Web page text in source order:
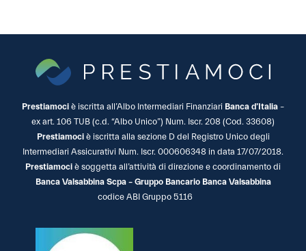
Prestiamoci è iscritta all’Albo Intermediari Finanziari Banca d’Italia –
ex art. 106 TUB (c.d. “Albo Unico”) Num. Iscr. 208 (Cod. 33608)
Prestiamociè iscritta alla sezione D del Registro Unico degli
Intermediari Assicurativi Num. Iscr. 000606348 in data 17/07/2018.
Prestiamoci è soggetta all’attività di direzione e coordinamento di
Banca Valsabbina Scpa – Gruppo Bancario Banca Valsabbina
codice ABI Gruppo 5116